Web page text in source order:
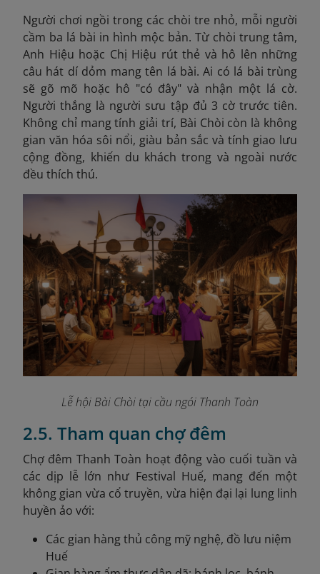
Người chơi ngồi trong các chòi tre nhỏ, mỗi người
cầm ba lá bài in hình mộc bản. Từ chòi trung tâm,
Anh Hiệu hoặc Chị Hiệu rút thẻ và hô lên những
câu hát dí dỏm mang tên lá bài. Ai có lá bài trùng
sẽ gõ mõ hoặc hô "có đây" và nhận một lá cờ.
Người thắng là người sưu tập đủ 3 cờ trước tiên.
Không chỉ mang tính giải trí, Bài Chòi còn là không
gian văn hóa sôi nổi, giàu bản sắc và tính giao lưu
cộng đồng, khiến du khách trong và ngoài nước
đều thích thú.
Lễ hội Bài Chòi tại cầu ngói Thanh Toàn
2.5. Tham quan chợ đêm
Chợ đêm Thanh Toàn hoạt động vào cuối tuần và
các dịp lễ lớn như Festival Huế, mang đến một
không gian vừa cổ truyền, vừa hiện đại lại lung linh
huyền ảo với:
Các gian hàng thủ công mỹ nghệ, đồ lưu niệm
Huế